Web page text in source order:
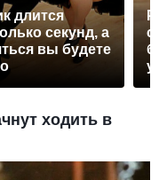
длится
секунд, а
вы будете
ходить в